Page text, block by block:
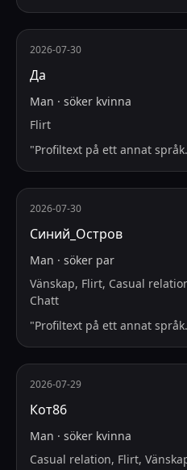
2026-07-30
Да
Man · söker kvinna
Flirt
"Profiltext på ett annat språk.
2026-07-30
Синий_Остров
Man · söker par
Vänskap, Flirt, Casual
Chatt
"Profiltext på ett annat språk.
2026-07-29
Кот86
Man · söker kvinna
Casual relation, Flirt,